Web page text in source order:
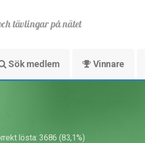
tävlingar på nätet
Sök medlem Vinnare
lösta: 3686 (83,1%)